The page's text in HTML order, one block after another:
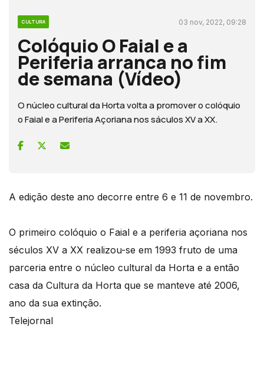
CULTURA 03 nov, 2022, 09:28
Colóquio O Faial e a
Periferia arranca no fim
de semana (Vídeo)
O núcleo cultural da Horta volta a promover o colóquio
o Faial e a Periferia Açoriana nos sáculos XV a XX.
A edição deste ano decorre entre 6 e 11 de novembro.
O primeiro colóquio o Faial e a periferia açoriana nos
séculos XV a XX realizou-se em 1993 fruto de uma
parceria entre o núcleo cultural da Horta e a então
casa da Cultura da Horta que se manteve até 2006,
ano da sua extinção.
Telejornal